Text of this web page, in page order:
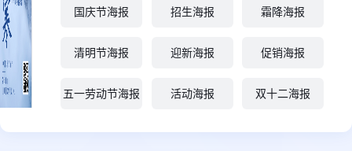
国庆节海报 招生海报 霜降海报
清明节海报 迎新海报 促销海报
五一劳动节海报 活动海报 双十二海报